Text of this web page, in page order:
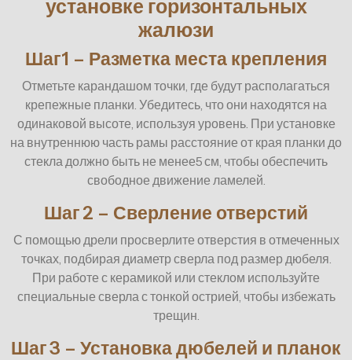
установке горизонтальных
жалюзи
Шаг1 – Разметка места крепления
Отметьте карандашом точки, где будут располагаться
крепежные планки. Убедитесь, что они находятся на
одинаковой высоте, используя уровень. При установке
на внутреннюю часть рамы расстояние от края планки до
стекла должно быть не менее5 см, чтобы обеспечить
свободное движение ламелей.
Шаг 2 – Сверление отверстий
С помощью дрели просверлите отверстия в отмеченных
точках, подбирая диаметр сверла под размер дюбеля.
При работе с керамикой или стеклом используйте
специальные сверла с тонкой острией, чтобы избежать
трещин.
Шаг 3 – Установка дюбелей и планок